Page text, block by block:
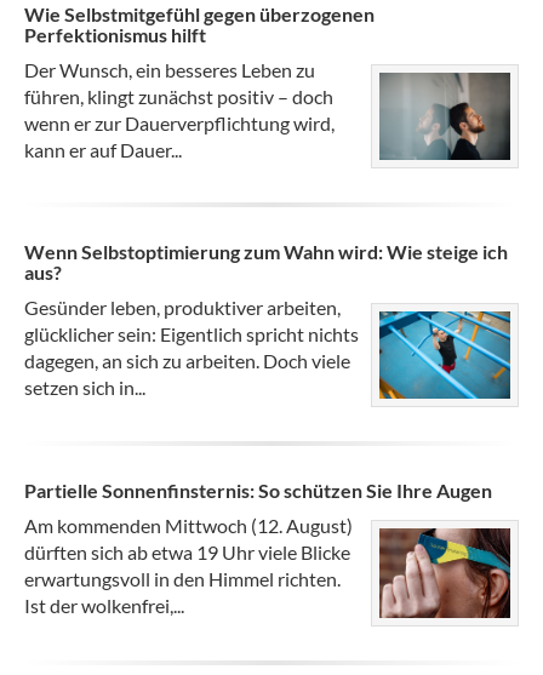
Wie Selbstmitgefühl gegen überzogenen
Perfektionismus hilft
Der Wunsch, ein besseres Leben zu
führen, klingt zunächst positiv – doch
wenn er zur Dauerverpflichtung wird,
kann er auf Dauer...
Wenn Selbstoptimierung zum Wahn wird: Wie steige ich
aus?
Gesünder leben, produktiver arbeiten,
glücklicher sein: Eigentlich spricht nichts
dagegen, an sich zu arbeiten. Doch viele
setzen sich in...
Partielle Sonnenfinsternis: So schützen Sie Ihre Augen
Am kommenden Mittwoch (12. August)
dürften sich ab etwa 19 Uhr viele Blicke
erwartungsvoll in den Himmel richten.
Ist der wolkenfrei,...